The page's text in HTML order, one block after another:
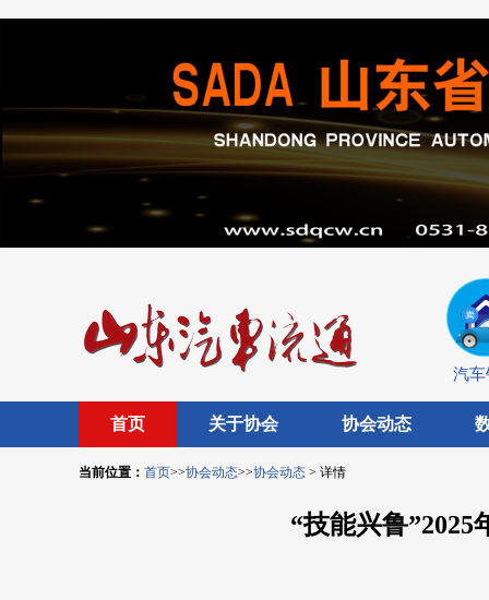
汽车
首页 关于协会 协会动态
当前位置： 首页>>协会动态>>协会动态 > 详情
“技能兴鲁